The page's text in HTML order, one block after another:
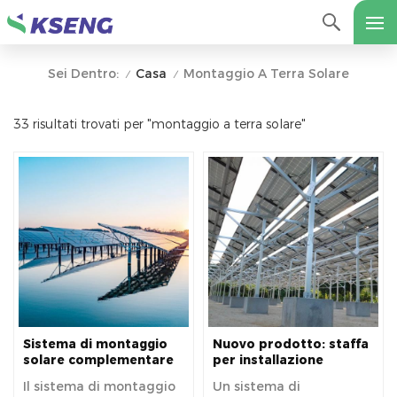
Sei Dentro: / Casa / Montaggio A Terra Solare
33 risultati trovati per "montaggio a terra solare"
Sistema di montaggio
solare complementare
superficie e il
Il sistema di montaggio
Nuovo prodotto: staffa
per installazione
per parco solare
Un sistema di